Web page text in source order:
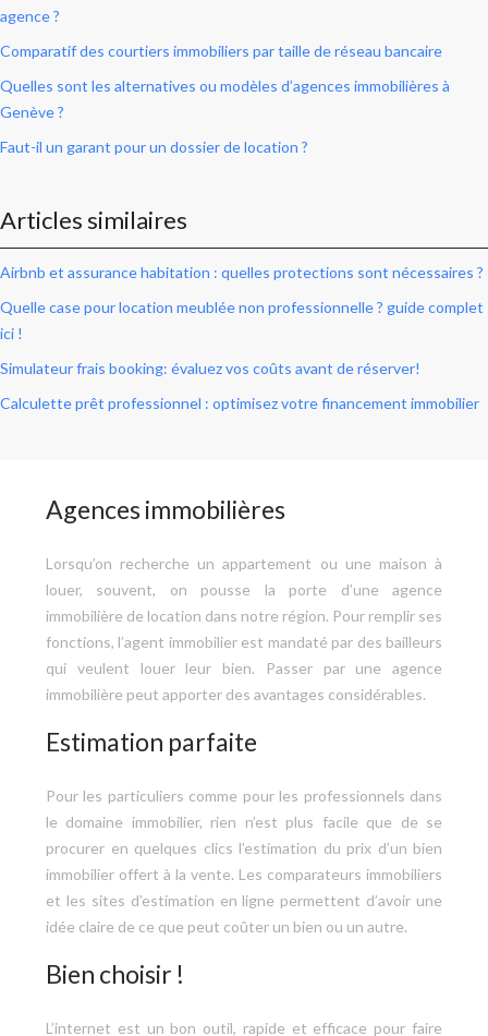
agence ?
Comparatif des courtiers immobiliers par taille de réseau bancaire
Quelles sont les alternatives ou modèles d’agences immobilières à
Genève ?
Faut-il un garant pour un dossier de location ?
Articles similaires
Airbnb et assurance habitation : quelles protections sont nécessaires ?
Quelle case pour location meublée non professionnelle ? guide complet
ici !
Simulateur frais booking: évaluez vos coûts avant de réserver!
Calculette prêt professionnel : optimisez votre financement immobilier
Agences immobilières
Lorsqu’on recherche un appartement ou une maison à
louer, souvent, on pousse la porte d’une agence
immobilière de location dans notre région. Pour remplir ses
fonctions, l’agent immobilier est mandaté par des bailleurs
qui veulent louer leur bien. Passer par une agence
immobilière peut apporter des avantages considérables.
Estimation parfaite
Pour les particuliers comme pour les professionnels dans
le domaine immobilier, rien n’est plus facile que de se
procurer en quelques clics l’estimation du prix d’un bien
immobilier offert à la vente. Les comparateurs immobiliers
et les sites d’estimation en ligne permettent d’avoir une
idée claire de ce que peut coûter un bien ou un autre.
Bien choisir !
L’internet est un bon outil, rapide et efficace pour faire